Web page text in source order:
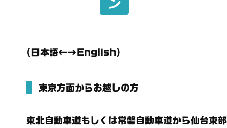
(日本語←→English)
東京方面からお越しの方
東北自動車道もしくは常磐自動車道から仙台東